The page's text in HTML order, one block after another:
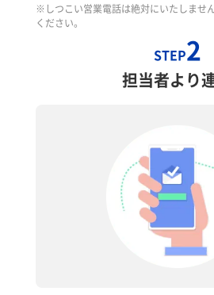
※しつこい営業電話は絶対にいたしませ
ください。
STEP2
担当者より